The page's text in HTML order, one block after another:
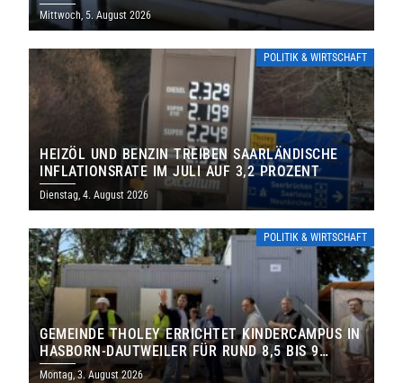
Mittwoch, 5. August 2026
POLITIK & WIRTSCHAFT
HEIZÖL UND BENZIN TREIBEN SAARLÄNDISCHE
INFLATIONSRATE IM JULI AUF 3,2 PROZENT
Dienstag, 4. August 2026
POLITIK & WIRTSCHAFT
GEMEINDE THOLEY ERRICHTET KINDERCAMPUS IN
HASBORN-DAUTWEILER FÜR RUND 8,5 BIS 9
MILLIONEN EURO
Montag, 3. August 2026